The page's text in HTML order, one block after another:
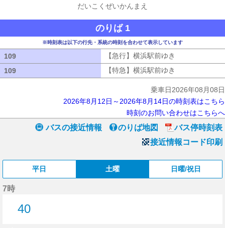
だいこくぜいかんまえ
のりば 1
※時刻表は以下の行先・系統の時刻を合わせて表示しています
109 【急行】横浜駅前ゆき
109
【特急】横浜駅前ゆき
乗車日2026年08月08日
2026年8月12日～2026年8月14日の時刻表はこちら
時刻のお問い合わせはこちらへ
バスの接近情報 のりば地図
バス停時刻表
接近情報コード印刷
平日 土曜 日曜/祝日
7時
40